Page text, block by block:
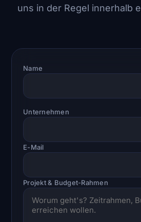
uns in der Regel innerhalb
Name
Unternehmen
E-Mail
Projekt & Budget-Rahmen